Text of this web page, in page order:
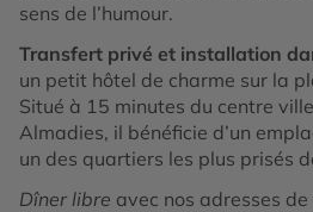
sens de l’humour.
Transfert privé et installation
un petit hôtel de charme sur la
Situé à 15 minutes du centre
Almadies, il bénéficie d’un
un des quartiers les plus prisés
Dîner libre avec nos adresses